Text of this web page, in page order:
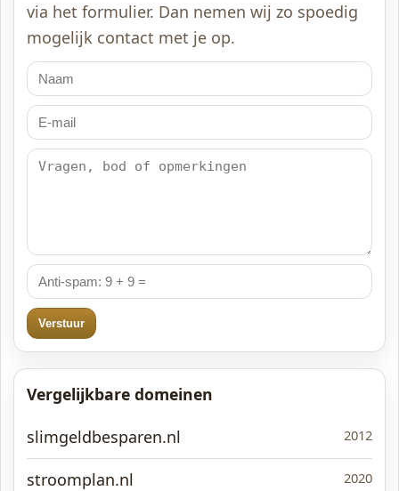
via het formulier. Dan nemen wij zo spoedig
mogelijk contact met je op.
Verstuur
Vergelijkbare domeinen
slimgeldbesparen.nl
2012
stroomplan.nl 2020